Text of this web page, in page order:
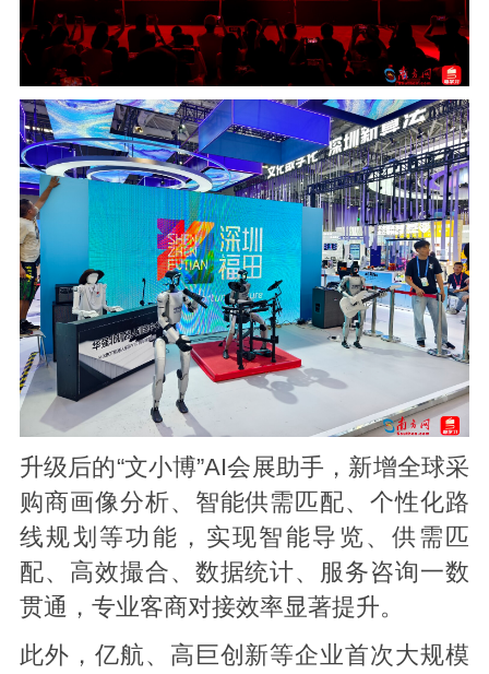
升级后的“文小博”AI会展助手，新增全球采
购商画像分析、智能供需匹配、个性化路
线规划等功能，实现智能导览、供需匹
配、高效撮合、数据统计、服务咨询一数
贯通，专业客商对接效率显著提升。
此外，亿航、高巨创新等企业首次大规模